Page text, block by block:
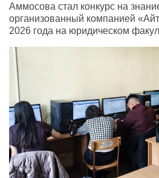
Аммосова стал конкурс на
организованный компанией
2026 года на юридическом